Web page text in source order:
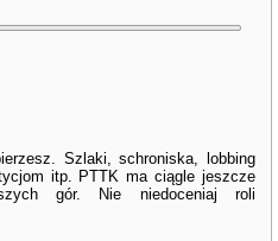
Szlaki, schroniska, lobbing
itp. PTTK ma ciągle jeszcze
gór. Nie niedoceniaj roli